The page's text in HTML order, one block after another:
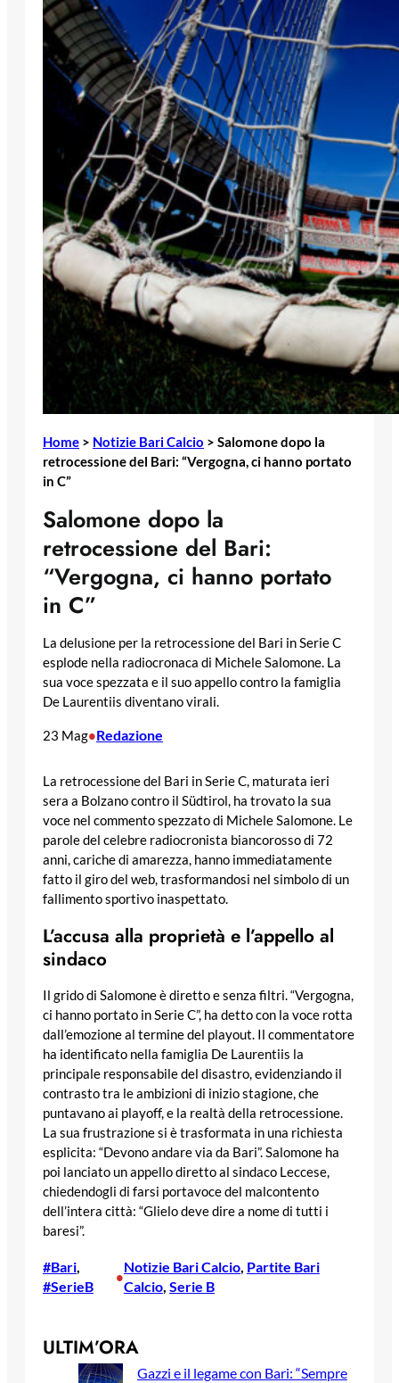
Home > Notizie Bari Calcio > Salomone dopo la
retrocessione del Bari: “Vergogna, ci hanno portato
in C”
Salomone dopo la
retrocessione del Bari:
“Vergogna, ci hanno portato
in C”
La delusione per la retrocessione del Bari in Serie C
esplode nella radiocronaca di Michele Salomone. La
sua voce spezzata e il suo appello contro la famiglia
De Laurentiis diventano virali.
23 Mag•Redazione
La retrocessione del Bari in Serie C, maturata ieri
sera a Bolzano contro il Südtirol, ha trovato la sua
voce nel commento spezzato di Michele Salomone. Le
parole del celebre radiocronista biancorosso di 72
anni, cariche di amarezza, hanno immediatamente
fatto il giro del web, trasformandosi nel simbolo di un
fallimento sportivo inaspettato.
L’accusa alla proprietà e l’appello al
sindaco
Il grido di Salomone è diretto e senza filtri. “Vergogna,
ci hanno portato in Serie C”, ha detto con la voce rotta
dall’emozione al termine del playout. Il commentatore
ha identificato nella famiglia De Laurentiis la
principale responsabile del disastro, evidenziando il
contrasto tra le ambizioni di inizio stagione, che
puntavano ai playoff, e la realtà della retrocessione.
La sua frustrazione si è trasformata in una richiesta
esplicita: “Devono andare via da Bari”. Salomone ha
poi lanciato un appello diretto al sindaco Leccese,
chiedendogli di farsi portavoce del malcontento
dell’intera città: “Glielo deve dire a nome di tutti i
baresi”.
#Bari
#SerieB
•
Notizie Bari Calcio, Partite Bari
Calcio, Serie B
ULTIM’ORA
Gazzi e il legame con Bari: “Sempre